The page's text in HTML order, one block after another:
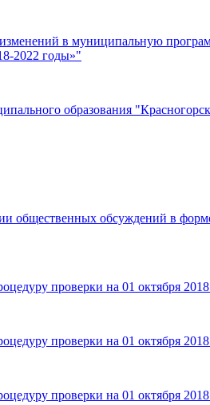
в муниципальную
2022 годы»"
образования
общественных обсуждений в
проверки на 01 октября
проверки на 01 октября
проверки на 01 октября